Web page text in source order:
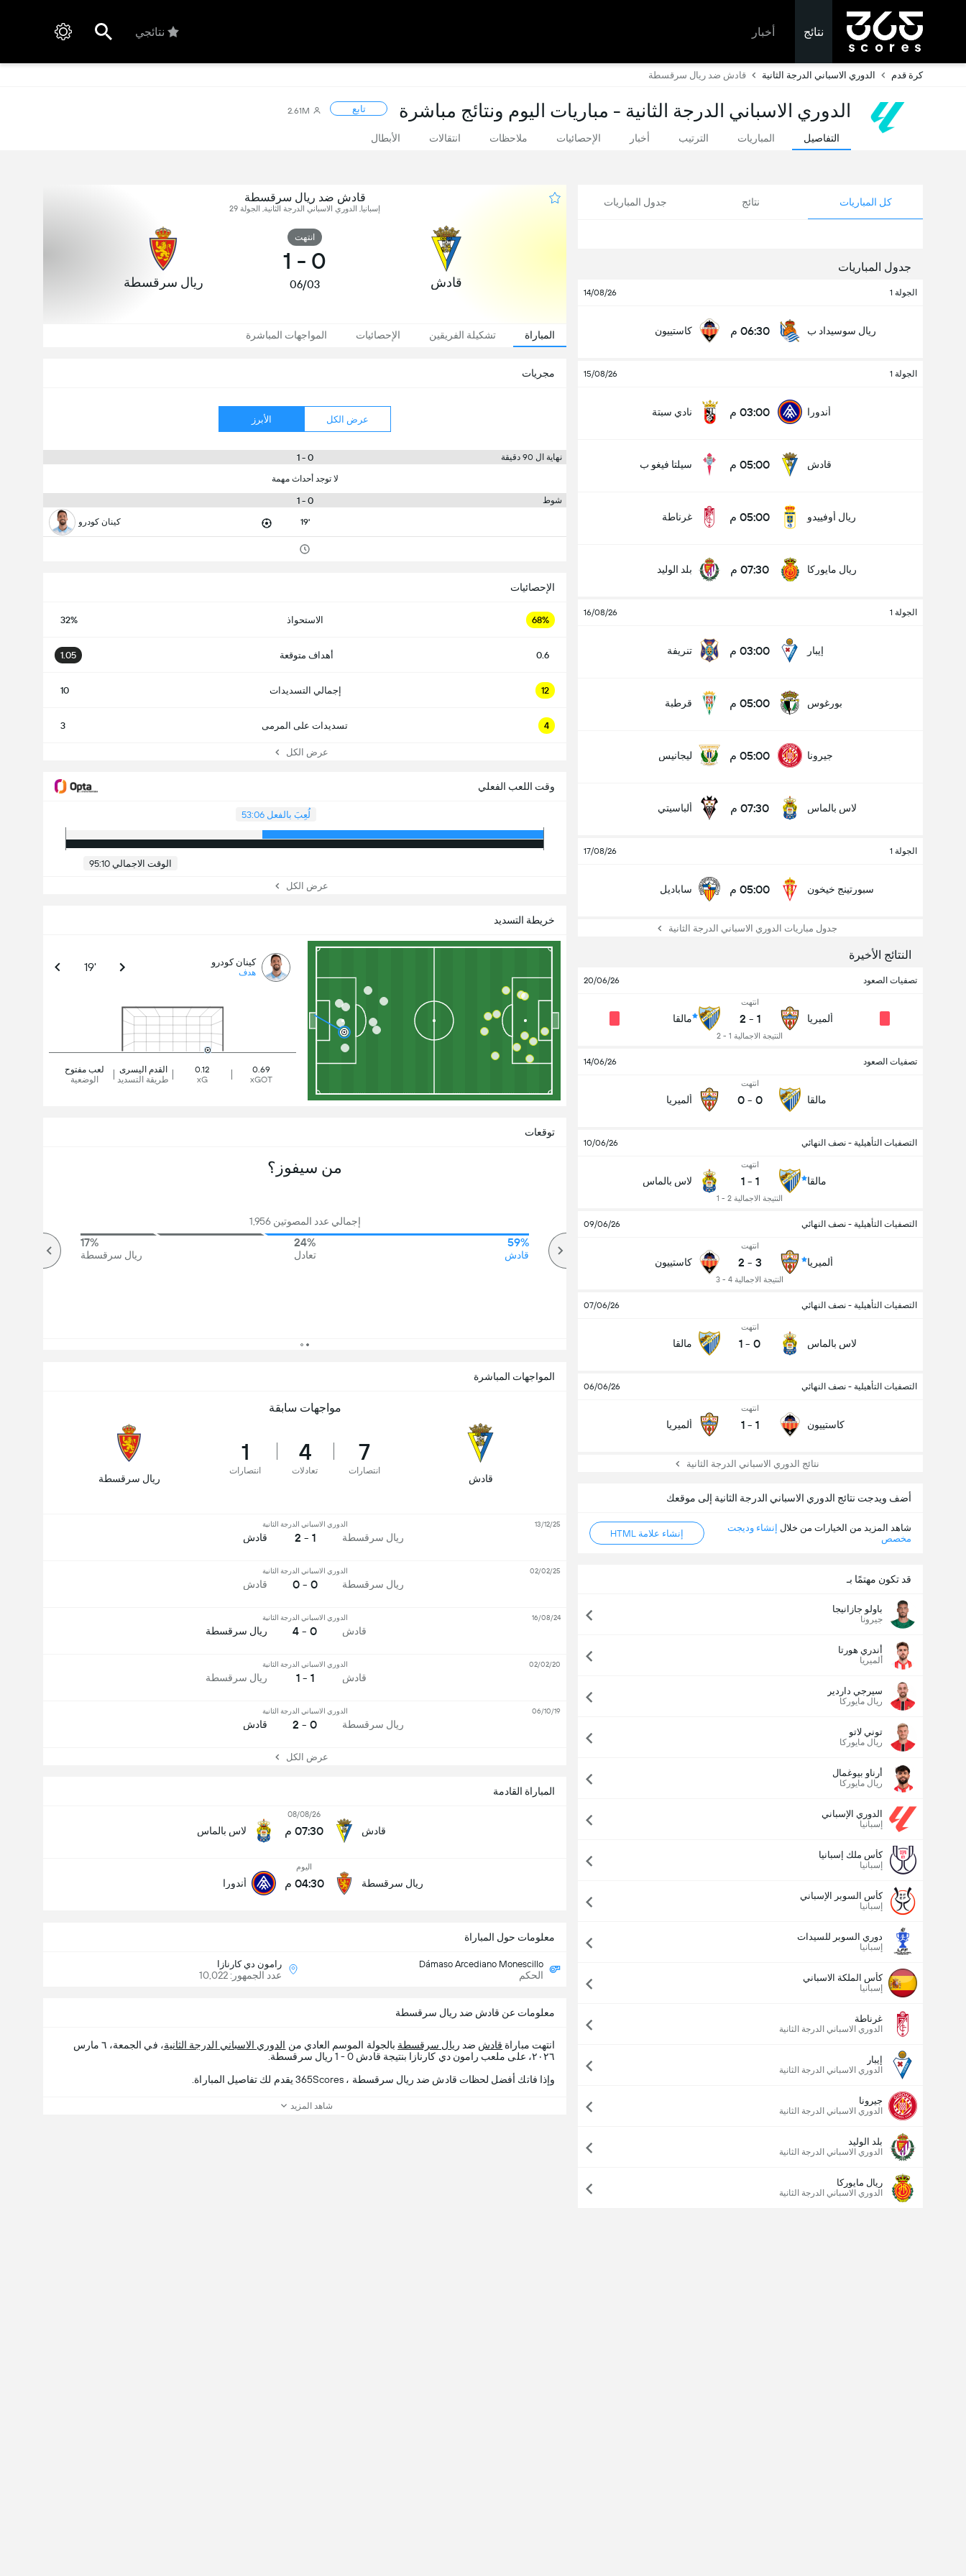
نتائج أخبار نتائجي
كرة قدم الدوري الاسباني الدرجة الثانية قادش ضد ريال سرقسطة
الدوري الاسباني الدرجة الثانية - مباريات اليوم ونتائج مباشرة تابع 2.61M
التفاصيل المباريات الترتيب أخبار الإحصائيات ملاحظات انتقالات الأبطال
كل المباريات نتائج جدول المباريات
جدول المباريات
الجولة 1 14/08/26
ريال سوسيداد ب 06:30 م كاستييون
الجولة 1 15/08/26
أندورا 03:00 م نادي سبتة
قادش 05:00 م سيلتا فيغو ب
ريال أوفييدو 05:00 م غرناطة
ريال مايوركا 07:30 م بلد الوليد
الجولة 1 16/08/26
إيبار 03:00 م تنريفة
بورغوس 05:00 م قرطبة
جيرونا 05:00 م ليجانيس
لاس بالماس 07:30 م ألباسيتي
الجولة 1 17/08/26
سبورتينج خيخون 05:00 م ساباديل
جدول مباريات الدوري الاسباني الدرجة الثانية
النتائج الأخيرة
تصفيات الصعود 20/06/26
ألميريا
انتهت
1
-
2
النتيجة الاجمالية 1 - 2
مالقا
تصفيات الصعود 14/06/26
مالقا
انتهت
0
-
0 ألميريا
التصفيات التأهيلية - نصف النهائي 10/06/26
مالقا
انتهت
1
-
1
النتيجة الاجمالية 2 - 1
لاس بالماس
التصفيات التأهيلية - نصف النهائي 09/06/26
ألميريا
انتهت
3
-
2
النتيجة الاجمالية 4 - 3
كاستييون
التصفيات التأهيلية - نصف النهائي 07/06/26
لاس بالماس
انتهت
0
-
1 مالقا
التصفيات التأهيلية - نصف النهائي 06/06/26
كاستييون
انتهت
1
-
1 ألميريا
نتائج الدوري الاسباني الدرجة الثانية
أضف ويدجت نتائج الدوري الاسباني الدرجة الثانية إلى موقعك
شاهد المزيد من الخيارات من خلال إنشاء وديجت
مخصص
إنشاء علامة HTML
قد تكون مهتمًا بـ
باولو جازانيجا
جيرونا
أندري هورتا
ألميريا
سيرجي داردير
ريال مايوركا
توني لاتو
ريال مايوركا
أرناو بيوغمال
ريال مايوركا
الدوري الإسباني
إسبانيا
كأس ملك إسبانيا
إسبانيا
كأس السوبر الإسباني
إسبانيا
دوري السوبر للسيدات
إسبانيا
كأس الملكة الاسباني
إسبانيا
غرناطة
الدوري الاسباني الدرجة الثانية
إيبار
الدوري الاسباني الدرجة الثانية
جيرونا
الدوري الاسباني الدرجة الثانية
بلد الوليد
الدوري الاسباني الدرجة الثانية
ريال مايوركا
الدوري الاسباني الدرجة الثانية
قادش ضد ريال سرقسطة
إسبانيا, الدوري الاسباني الدرجة الثانية, الجولة 29
قادش
انتهت
0
-
1
06/03 ريال سرقسطة
المباراة تشكيلة الفريقين الإحصائيات المواجهات المباشرة
مجريات
عرض الكل الأبرز
نهاية ال 90 دقيقة 0 - 1
لا توجد أحداث مهمة
شوط 0 - 1
19' كينان كودرو
المباراة القادمة
قادش
08/08/26
07:30 م لاس بالماس
ريال سرقسطة
اليوم
04:30 م أندورا
الإحصائيات
68% الاستحواذ 32%
0.6 أهداف متوقعة 1.05
12 إجمالي التسديدات 10
4 تسديدات على المرمى 3
عرض الكل
وقت اللعب الفعلي
لُعِبَ بالفعل 53:06
الوقت الاجمالي 95:10
عرض الكل
خريطة التسديد
كينان كودرو
هدف 19'
لعب مفتوح
الوضعية
القدم اليسرى
طريقة التسديد
0.12
xG
0.69
xGOT
معلومات حول المباراة
Dámaso Arcediano Monescillo
الحكم
رامون دي كارنازا
عدد الجمهور: 10,022
توقعات
من سيفوز؟
إجمالي عدد المصوتين 1,956
59%
قادش
24%
تعادل
17%
ريال سرقسطة
عدد الاهداف (2.5)
المواجهات المباشرة
مواجهات سابقة
قادش
7
انتصارات
4
تعادلات
1
انتصارات
ريال سرقسطة
ريال سرقسطة
الدوري الاسباني الدرجة الثانية
1 - 2 قادش
13/12/25
ريال سرقسطة
الدوري الاسباني الدرجة الثانية
0 - 0 قادش
02/02/25
قادش
الدوري الاسباني الدرجة الثانية
0 - 4 ريال سرقسطة
16/08/24
قادش
الدوري الاسباني الدرجة الثانية
1 - 1 ريال سرقسطة
02/02/20
ريال سرقسطة
الدوري الاسباني الدرجة الثانية
0 - 2 قادش
06/10/19
عرض الكل
معلومات عن قادش ضد ريال سرقسطة
انتهت مباراة قادش ضد ريال سرقسطة بالجولة الموسم العادي من الدوري الاسباني الدرجة الثانية
، في الجمعة، ٦ مارس
٢٠٢٦، على ملعب رامون دي كارنازا بنتيجة قادش 0 - 1 ريال سرقسطة.
وإذا فاتك أفضل لحظات قادش ضد ريال سرقسطة ، 365Scores يقدم لك تفاصيل المباراة.
شاهد المزيد